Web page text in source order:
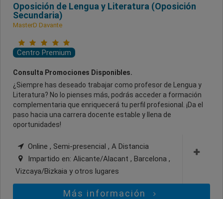
Oposición de Lengua y Literatura (Oposición
Secundaria)
MasterD Davante
Centro Premium
Consulta Promociones Disponibles.
¿Siempre has deseado trabajar como profesor de Lengua y
Literatura? No lo pienses más, podrás acceder a formación
complementaria que enriquecerá tu perfil profesional. ¡Da el
paso hacia una carrera docente estable y llena de
oportunidades!
Online , Semi-presencial , A Distancia
Impartido en: Alicante/Alacant , Barcelona ,
Vizcaya/Bizkaia y otros lugares
Más información